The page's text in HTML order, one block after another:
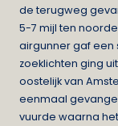
de terugweg
5-7 mijl ten
airgunner gaf een
zoeklichten ging
oostelijk van
eenmaal
vuurde waarna